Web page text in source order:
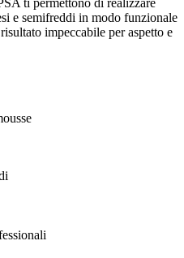
ti permettono di realizzare
e semifreddi in modo funzionale
impeccabile per aspetto e